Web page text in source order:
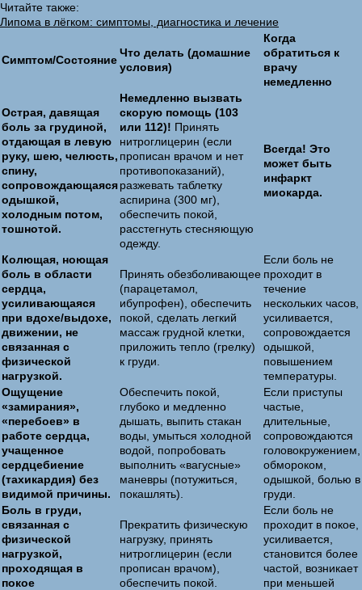
Читайте также:
Липома в лёгком: симптомы, диагностика и лечение
Симптом/Состояние
Что делать (домашние
условия)
Когда
обратиться к
врачу
немедленно
Острая, давящая
боль за грудиной,
отдающая в левую
руку, шею, челюсть,
спину,
сопровождающаяся
одышкой,
холодным потом,
тошнотой.
Немедленно вызвать
скорую помощь (103
или 112)! Принять
нитроглицерин (если
прописан врачом и нет
противопоказаний),
разжевать таблетку
аспирина (300 мг),
обеспечить покой,
расстегнуть стесняющую
одежду.
Всегда! Это
может быть
инфаркт
миокарда.
Колющая, ноющая
боль в области
сердца,
усиливающаяся
при вдохе/выдохе,
движении, не
связанная с
физической
нагрузкой.
Принять обезболивающее
(парацетамол,
ибупрофен), обеспечить
покой, сделать легкий
массаж грудной клетки,
приложить тепло (грелку)
к груди.
Если боль не
проходит в
течение
нескольких часов,
усиливается,
сопровождается
одышкой,
повышением
температуры.
Ощущение
«замирания»,
«перебоев» в
работе сердца,
учащенное
сердцебиение
(тахикардия) без
видимой причины.
Обеспечить покой,
глубоко и медленно
дышать, выпить стакан
воды, умыться холодной
водой, попробовать
выполнить «вагусные»
маневры (потужиться,
покашлять).
Если приступы
частые,
длительные,
сопровождаются
головокружением,
обмороком,
одышкой, болью в
груди.
Боль в груди,
связанная с
физической
нагрузкой,
проходящая в
покое
Прекратить физическую
нагрузку, принять
нитроглицерин (если
прописан врачом),
обеспечить покой.
Если боль не
проходит в покое,
усиливается,
становится более
частой, возникает
при меньшей